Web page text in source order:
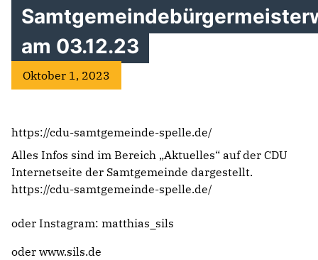
am 03.12.23
Oktober 1, 2023
https://cdu-samtgemeinde-spelle.de/
Alles Infos sind im Bereich „Aktuelles“ auf der CDU
Internetseite der Samtgemeinde dargestellt.
https://cdu-samtgemeinde-spelle.de/
oder Instagram: matthias_sils
oder www.sils.de